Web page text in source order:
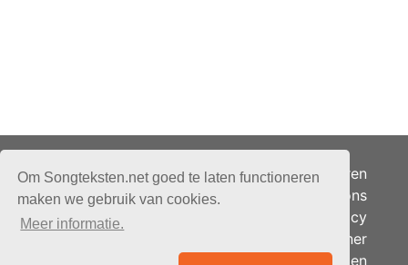
Om Songteksten.net goed te laten functioneren
maken we gebruik van cookies.
Meer informatie.
Adverteren
Over ons
Je privacy
Partner
Berichten